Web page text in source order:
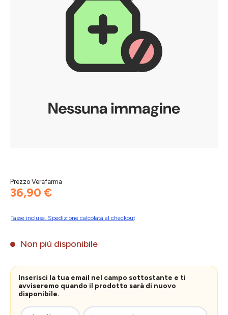
Prezzo Verafarma
36,90 €
Tasse incluse. Spedizione calcolata al checkout
Non più disponibile
Inserisci la tua email nel campo sottostante e ti
avviseremo quando il prodotto sarà di nuovo
disponibile.
La tua e-mail